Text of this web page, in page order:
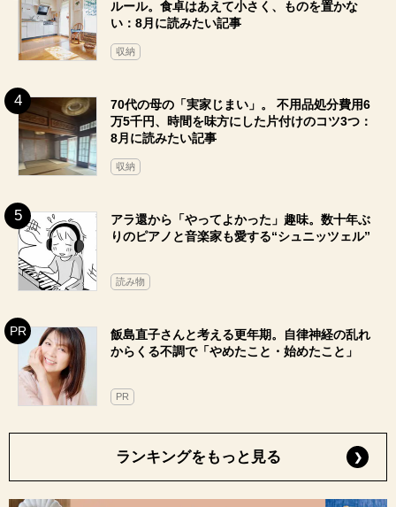
ルール。食卓はあえて小さく、ものを置かな
い：8月に読みたい記事
収納
70代の母の「実家じまい」。 不用品処分費用6
万5千円、時間を味方にした片付けのコツ3つ：
8月に読みたい記事
収納
アラ還から「やってよかった」趣味。数十年ぶ
りのピアノと音楽家も愛する“シュニッツェル”
読み物
飯島直子さんと考える更年期。自律神経の乱れ
からくる不調で「やめたこと・始めたこと」
PR
ランキングをもっと見る